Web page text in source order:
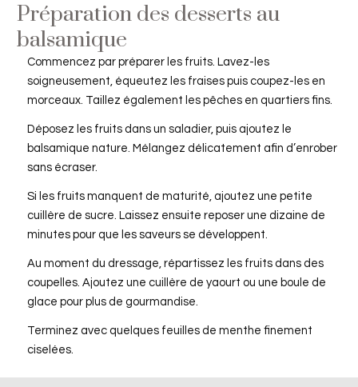
Préparation des desserts au
balsamique
Commencez par préparer les fruits. Lavez-les
soigneusement, équeutez les fraises puis coupez-les en
morceaux. Taillez également les pêches en quartiers fins.
Déposez les fruits dans un saladier, puis ajoutez le
balsamique nature. Mélangez délicatement afin d’enrober
sans écraser.
Si les fruits manquent de maturité, ajoutez une petite
cuillère de sucre. Laissez ensuite reposer une dizaine de
minutes pour que les saveurs se développent.
Au moment du dressage, répartissez les fruits dans des
coupelles. Ajoutez une cuillère de yaourt ou une boule de
glace pour plus de gourmandise.
Terminez avec quelques feuilles de menthe finement
ciselées.